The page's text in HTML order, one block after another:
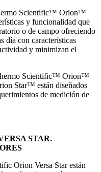
Scientific™ Orion™
y funcionalidad que
o de campo ofreciendo
día con características
y minimizan el
Scientific™ Orion™
Star™ están diseñados
de medición de
STAR.
Orion Versa Star están